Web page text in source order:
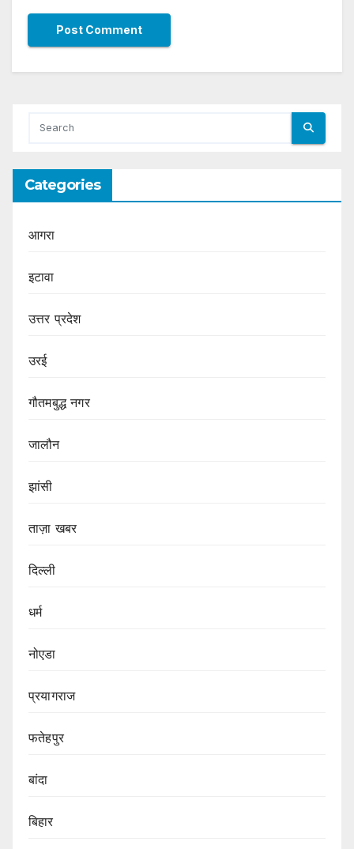
Categories
आगरा
इटावा
उत्तर प्रदेश
उरई
गौतमबुद्ध नगर
जालौन
झांसी
ताज़ा खबर
दिल्ली
धर्म
नोएडा
प्रयागराज
फतेहपुर
बांदा
बिहार